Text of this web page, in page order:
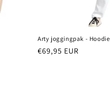
Arty joggingpak - Hoodie
Normale
€69,95 EUR